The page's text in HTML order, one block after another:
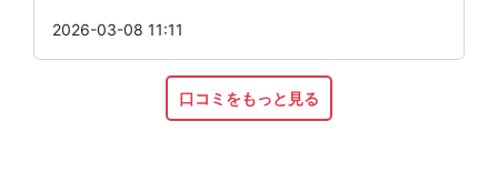
2026-03-08 11:11
口コミをもっと見る